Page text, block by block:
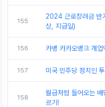
155
2024 근로장려금 반
상, 지급일)
156 카뱅 카카오뱅크 개
157 미국 민주당 정치인
158
월급처럼 들어오는
르기!